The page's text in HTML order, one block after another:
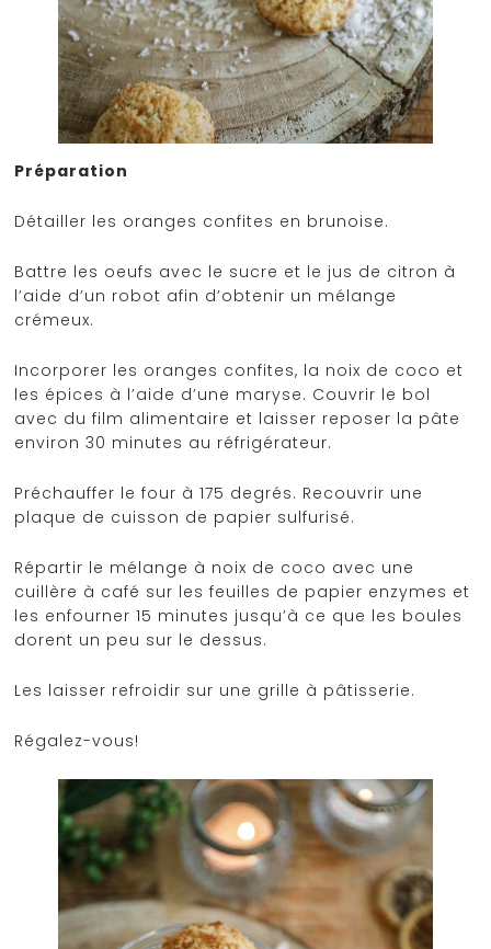
Préparation
Détailler les oranges confites en brunoise.
Battre les oeufs avec le sucre et le jus de citron à
l’aide d’un robot afin d’obtenir un mélange
crémeux.
Incorporer les oranges confites, la noix de coco et
les épices à l’aide d’une maryse. Couvrir le bol
avec du film alimentaire et laisser reposer la pâte
environ 30 minutes au réfrigérateur.
Préchauffer le four à 175 degrés. Recouvrir une
plaque de cuisson de papier sulfurisé.
Répartir le mélange à noix de coco avec une
cuillère à café sur les feuilles de papier enzymes et
les enfourner 15 minutes jusqu’à ce que les boules
dorent un peu sur le dessus.
Les laisser refroidir sur une grille à pâtisserie.
Régalez-vous!